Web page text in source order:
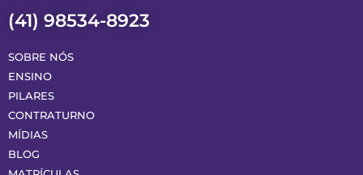
(41) 98534-8923
SOBRE NÓS
ENSINO
PILARES
CONTRATURNO
MÍDIAS
BLOG